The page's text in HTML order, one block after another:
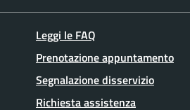
Leggi le FAQ
Prenotazione appuntamento
Segnalazione disservizio
Richiesta assistenza